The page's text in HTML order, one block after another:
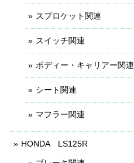
スプロケット関連
スイッチ関連
ボディー・キャリアー関連
シート関連
マフラー関連
HONDA LS125R